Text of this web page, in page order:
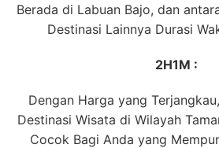
Berada di Labuan Bajo, dan
Destinasi Lainnya Durasi
2H1M :
Dengan Harga yang
Destinasi Wisata di Wilayah
Cocok Bagi Anda yang